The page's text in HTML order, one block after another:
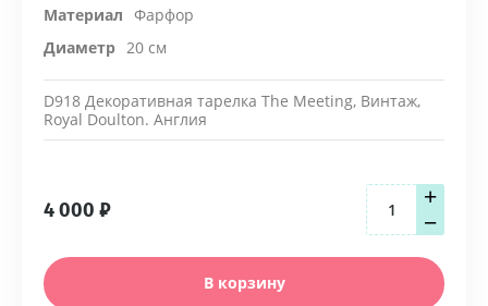
Материал Фарфор
Диаметр 20 см
D918 Декоративная тарелка The Meeting, Винтаж,
Royal Doulton. Англия
4 000 ₽
−
+
В корзину